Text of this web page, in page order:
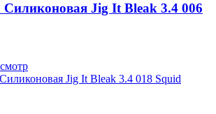
Jig It Bleak 3.4 006